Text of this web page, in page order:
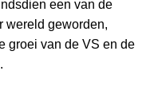
een van de
wereld geworden,
groei van de VS en de